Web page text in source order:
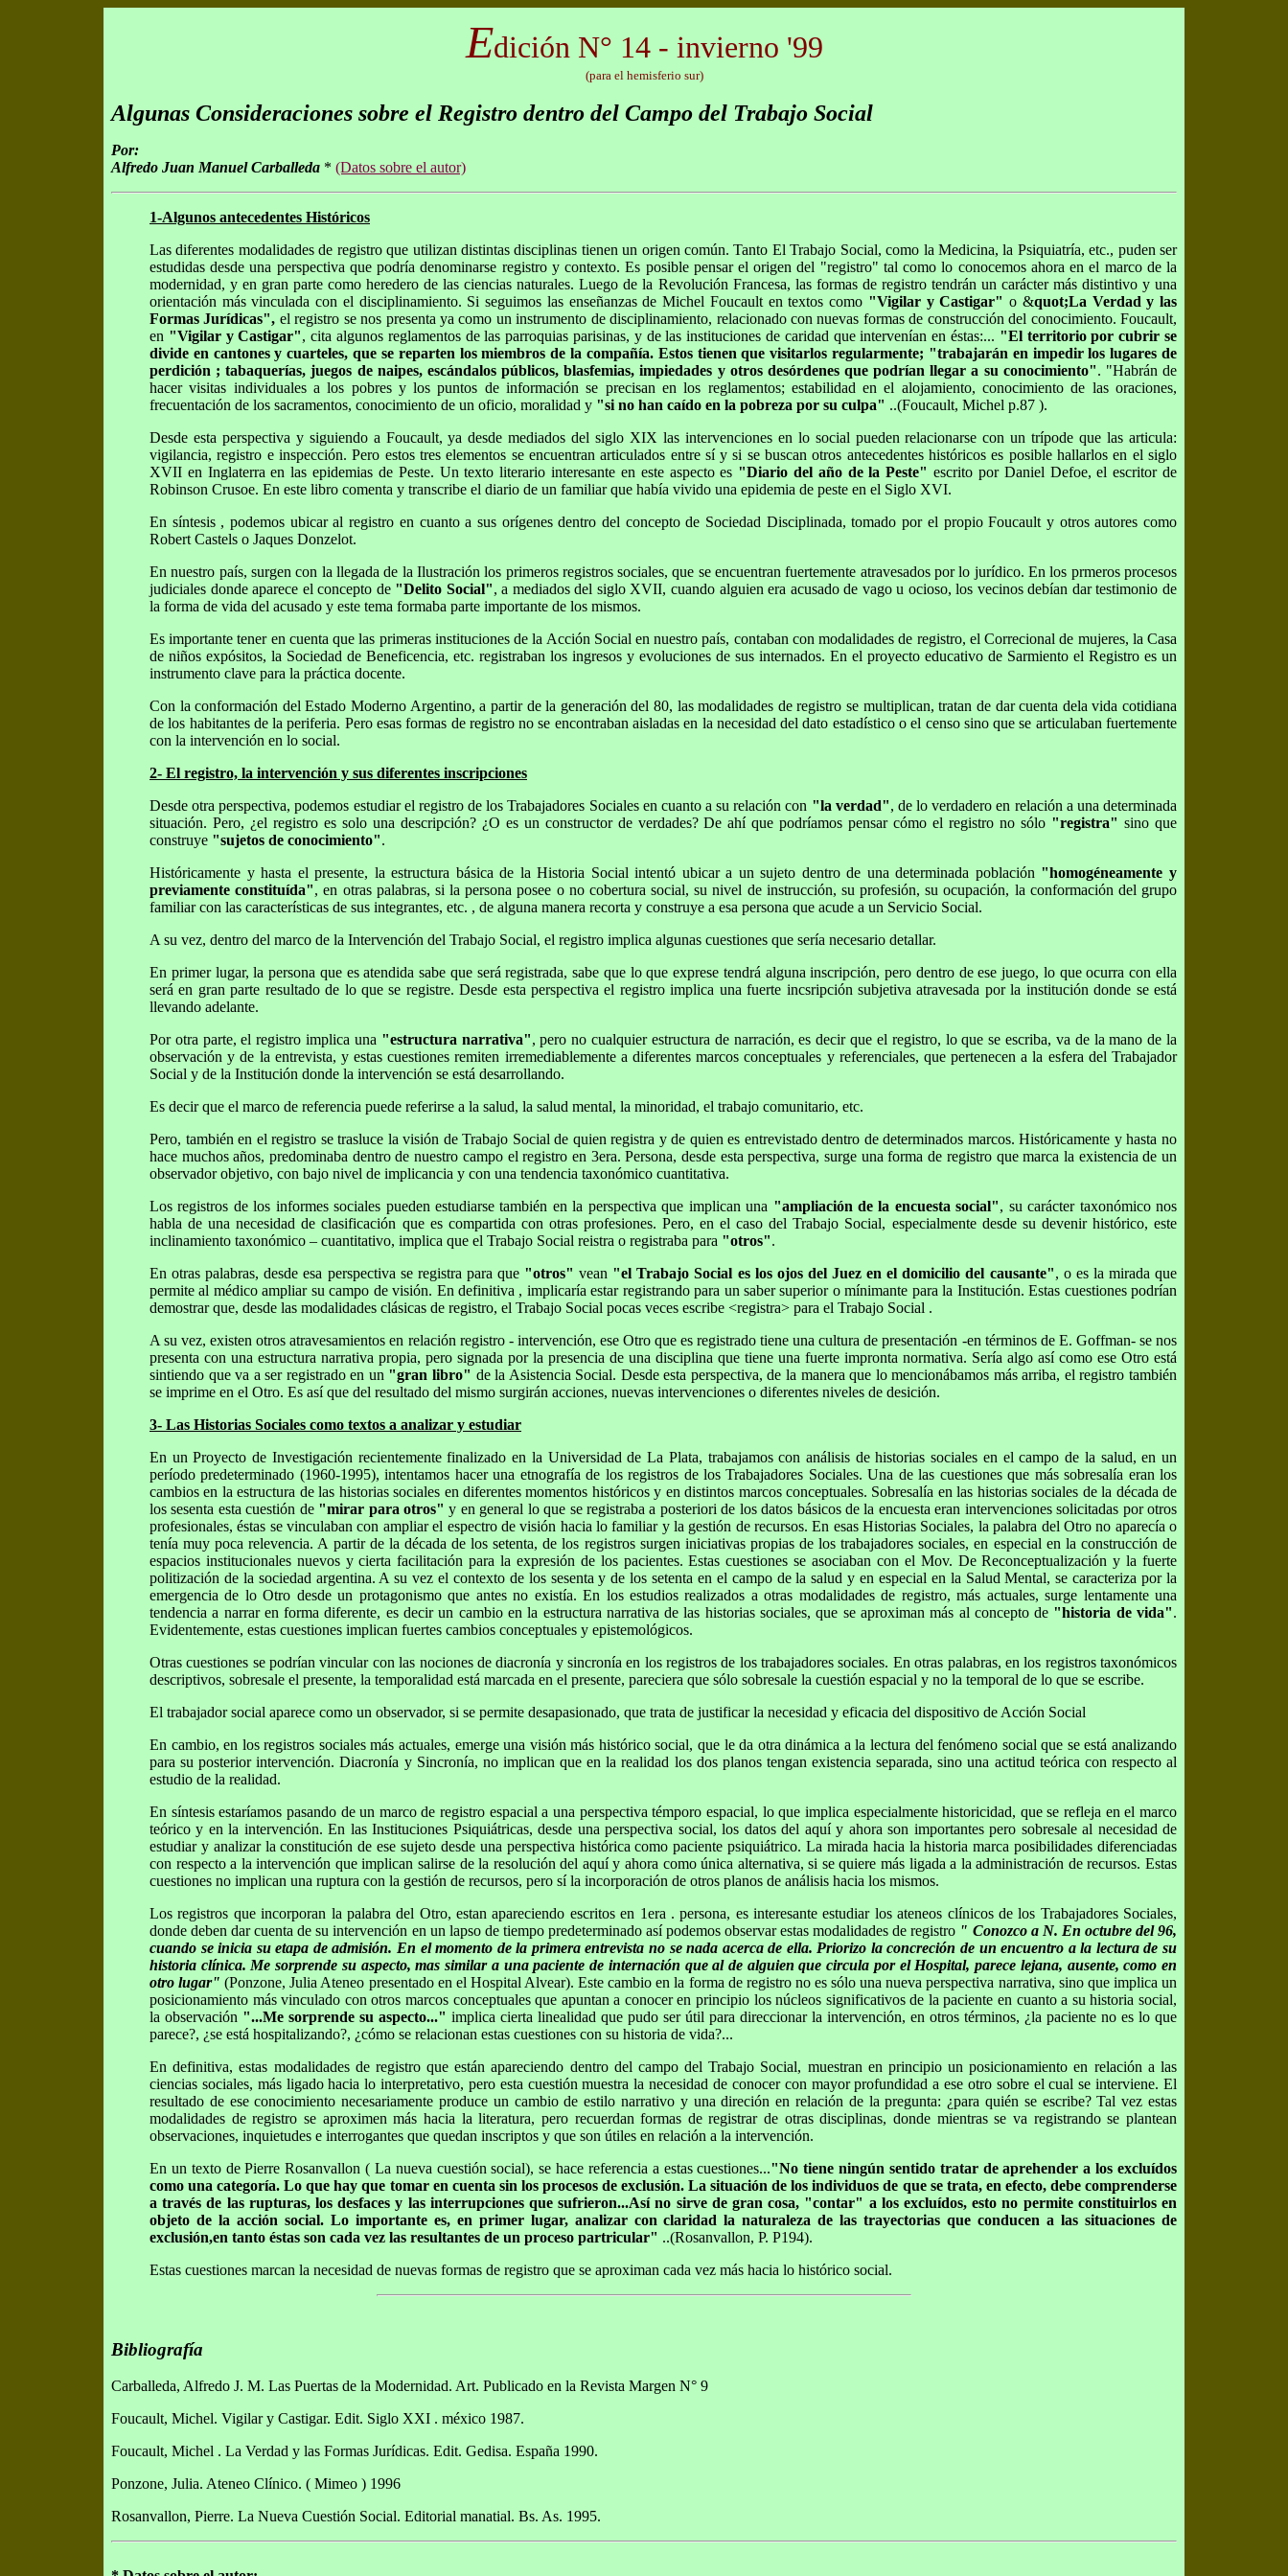
Edición N° 14 - invierno '99
(para el hemisferio sur)
Algunas Consideraciones sobre el Registro dentro del Campo del Trabajo Social
Por:
Alfredo Juan Manuel Carballeda * (Datos sobre el autor)
1-Algunos antecedentes Históricos
Las diferentes modalidades de registro que utilizan distintas disciplinas tienen un origen común. Tanto El Trabajo Social, como la Medicina, la Psiquiatría, etc., puden ser
estudidas desde una perspectiva que podría denominarse registro y contexto. Es posible pensar el origen del "registro" tal como lo conocemos ahora en el marco de la
modernidad, y en gran parte como heredero de las ciencias naturales. Luego de la Revolución Francesa, las formas de registro tendrán un carácter más distintivo y una
orientación más vinculada con el disciplinamiento. Si seguimos las enseñanzas de Michel Foucault en textos como "Vigilar y Castigar" o &quot;La Verdad y las
Formas Jurídicas", el registro se nos presenta ya como un instrumento de disciplinamiento, relacionado con nuevas formas de construcción del conocimiento. Foucault,
en "Vigilar y Castigar", cita algunos reglamentos de las parroquias parisinas, y de las instituciones de caridad que intervenían en éstas:... "El territorio por cubrir se
divide en cantones y cuarteles, que se reparten los miembros de la compañía. Estos tienen que visitarlos regularmente; "trabajarán en impedir los lugares de
perdición ; tabaquerías, juegos de naipes, escándalos públicos, blasfemias, impiedades y otros desórdenes que podrían llegar a su conocimiento". "Habrán de
hacer visitas individuales a los pobres y los puntos de información se precisan en los reglamentos; estabilidad en el alojamiento, conocimiento de las oraciones,
frecuentación de los sacramentos, conocimiento de un oficio, moralidad y "si no han caído en la pobreza por su culpa" ..(Foucault, Michel p.87 ).
Desde esta perspectiva y siguiendo a Foucault, ya desde mediados del siglo XIX las intervenciones en lo social pueden relacionarse con un trípode que las articula:
vigilancia, registro e inspección. Pero estos tres elementos se encuentran articulados entre sí y si se buscan otros antecedentes históricos es posible hallarlos en el siglo
XVII en Inglaterra en las epidemias de Peste. Un texto literario interesante en este aspecto es "Diario del año de la Peste" escrito por Daniel Defoe, el escritor de
Robinson Crusoe. En este libro comenta y transcribe el diario de un familiar que había vivido una epidemia de peste en el Siglo XVI.
En síntesis , podemos ubicar al registro en cuanto a sus orígenes dentro del concepto de Sociedad Disciplinada, tomado por el propio Foucault y otros autores como
Robert Castels o Jaques Donzelot.
En nuestro país, surgen con la llegada de la Ilustración los primeros registros sociales, que se encuentran fuertemente atravesados por lo jurídico. En los prmeros procesos
judiciales donde aparece el concepto de "Delito Social", a mediados del siglo XVII, cuando alguien era acusado de vago u ocioso, los vecinos debían dar testimonio de
la forma de vida del acusado y este tema formaba parte importante de los mismos.
Es importante tener en cuenta que las primeras instituciones de la Acción Social en nuestro país, contaban con modalidades de registro, el Correcional de mujeres, la Casa
de niños expósitos, la Sociedad de Beneficencia, etc. registraban los ingresos y evoluciones de sus internados. En el proyecto educativo de Sarmiento el Registro es un
instrumento clave para la práctica docente.
Con la conformación del Estado Moderno Argentino, a partir de la generación del 80, las modalidades de registro se multiplican, tratan de dar cuenta dela vida cotidiana
de los habitantes de la periferia. Pero esas formas de registro no se encontraban aisladas en la necesidad del dato estadístico o el censo sino que se articulaban fuertemente
con la intervención en lo social.
2- El registro, la intervención y sus diferentes inscripciones
Desde otra perspectiva, podemos estudiar el registro de los Trabajadores Sociales en cuanto a su relación con "la verdad", de lo verdadero en relación a una determinada
situación. Pero, ¿el registro es solo una descripción? ¿O es un constructor de verdades? De ahí que podríamos pensar cómo el registro no sólo "registra" sino que
construye "sujetos de conocimiento".
Históricamente y hasta el presente, la estructura básica de la Historia Social intentó ubicar a un sujeto dentro de una determinada población "homogéneamente y
previamente constituída", en otras palabras, si la persona posee o no cobertura social, su nivel de instrucción, su profesión, su ocupación, la conformación del grupo
familiar con las características de sus integrantes, etc. , de alguna manera recorta y construye a esa persona que acude a un Servicio Social.
A su vez, dentro del marco de la Intervención del Trabajo Social, el registro implica algunas cuestiones que sería necesario detallar.
En primer lugar, la persona que es atendida sabe que será registrada, sabe que lo que exprese tendrá alguna inscripción, pero dentro de ese juego, lo que ocurra con ella
será en gran parte resultado de lo que se registre. Desde esta perspectiva el registro implica una fuerte incsripción subjetiva atravesada por la institución donde se está
llevando adelante.
Por otra parte, el registro implica una "estructura narrativa", pero no cualquier estructura de narración, es decir que el registro, lo que se escriba, va de la mano de la
observación y de la entrevista, y estas cuestiones remiten irremediablemente a diferentes marcos conceptuales y referenciales, que pertenecen a la esfera del Trabajador
Social y de la Institución donde la intervención se está desarrollando.
Es decir que el marco de referencia puede referirse a la salud, la salud mental, la minoridad, el trabajo comunitario, etc.
Pero, también en el registro se trasluce la visión de Trabajo Social de quien registra y de quien es entrevistado dentro de determinados marcos. Históricamente y hasta no
hace muchos años, predominaba dentro de nuestro campo el registro en 3era. Persona, desde esta perspectiva, surge una forma de registro que marca la existencia de un
observador objetivo, con bajo nivel de implicancia y con una tendencia taxonómico cuantitativa.
Los registros de los informes sociales pueden estudiarse también en la perspectiva que implican una "ampliación de la encuesta social", su carácter taxonómico nos
habla de una necesidad de clasificación que es compartida con otras profesiones. Pero, en el caso del Trabajo Social, especialmente desde su devenir histórico, este
inclinamiento taxonómico – cuantitativo, implica que el Trabajo Social reistra o registraba para "otros".
En otras palabras, desde esa perspectiva se registra para que "otros" vean "el Trabajo Social es los ojos del Juez en el domicilio del causante", o es la mirada que
permite al médico ampliar su campo de visión. En definitiva , implicaría estar registrando para un saber superior o mínimante para la Institución. Estas cuestiones podrían
demostrar que, desde las modalidades clásicas de registro, el Trabajo Social pocas veces escribe <registra> para el Trabajo Social .
A su vez, existen otros atravesamientos en relación registro - intervención, ese Otro que es registrado tiene una cultura de presentación -en términos de E. Goffman- se nos
presenta con una estructura narrativa propia, pero signada por la presencia de una disciplina que tiene una fuerte impronta normativa. Sería algo así como ese Otro está
sintiendo que va a ser registrado en un "gran libro" de la Asistencia Social. Desde esta perspectiva, de la manera que lo mencionábamos más arriba, el registro también
se imprime en el Otro. Es así que del resultado del mismo surgirán acciones, nuevas intervenciones o diferentes niveles de desición.
3- Las Historias Sociales como textos a analizar y estudiar
En un Proyecto de Investigación recientemente finalizado en la Universidad de La Plata, trabajamos con análisis de historias sociales en el campo de la salud, en un
período predeterminado (1960-1995), intentamos hacer una etnografía de los registros de los Trabajadores Sociales. Una de las cuestiones que más sobresalía eran los
cambios en la estructura de las historias sociales en diferentes momentos históricos y en distintos marcos conceptuales. Sobresalía en las historias sociales de la década de
los sesenta esta cuestión de "mirar para otros" y en general lo que se registraba a posteriori de los datos básicos de la encuesta eran intervenciones solicitadas por otros
profesionales, éstas se vinculaban con ampliar el espectro de visión hacia lo familiar y la gestión de recursos. En esas Historias Sociales, la palabra del Otro no aparecía o
tenía muy poca relevencia. A partir de la década de los setenta, de los registros surgen iniciativas propias de los trabajadores sociales, en especial en la construcción de
espacios institucionales nuevos y cierta facilitación para la expresión de los pacientes. Estas cuestiones se asociaban con el Mov. De Reconceptualización y la fuerte
politización de la sociedad argentina. A su vez el contexto de los sesenta y de los setenta en el campo de la salud y en especial en la Salud Mental, se caracteriza por la
emergencia de lo Otro desde un protagonismo que antes no existía. En los estudios realizados a otras modalidades de registro, más actuales, surge lentamente una
tendencia a narrar en forma diferente, es decir un cambio en la estructura narrativa de las historias sociales, que se aproximan más al concepto de "historia de vida".
Evidentemente, estas cuestiones implican fuertes cambios conceptuales y epistemológicos.
Otras cuestiones se podrían vincular con las nociones de diacronía y sincronía en los registros de los trabajadores sociales. En otras palabras, en los registros taxonómicos
descriptivos, sobresale el presente, la temporalidad está marcada en el presente, pareciera que sólo sobresale la cuestión espacial y no la temporal de lo que se escribe.
El trabajador social aparece como un observador, si se permite desapasionado, que trata de justificar la necesidad y eficacia del dispositivo de Acción Social
En cambio, en los registros sociales más actuales, emerge una visión más histórico social, que le da otra dinámica a la lectura del fenómeno social que se está analizando
para su posterior intervención. Diacronía y Sincronía, no implican que en la realidad los dos planos tengan existencia separada, sino una actitud teórica con respecto al
estudio de la realidad.
En síntesis estaríamos pasando de un marco de registro espacial a una perspectiva témporo espacial, lo que implica especialmente historicidad, que se refleja en el marco
teórico y en la intervención. En las Instituciones Psiquiátricas, desde una perspectiva social, los datos del aquí y ahora son importantes pero sobresale al necesidad de
estudiar y analizar la constitución de ese sujeto desde una perspectiva histórica como paciente psiquiátrico. La mirada hacia la historia marca posibilidades diferenciadas
con respecto a la intervención que implican salirse de la resolución del aquí y ahora como única alternativa, si se quiere más ligada a la administración de recursos. Estas
cuestiones no implican una ruptura con la gestión de recursos, pero sí la incorporación de otros planos de análisis hacia los mismos.
Los registros que incorporan la palabra del Otro, estan apareciendo escritos en 1era . persona, es interesante estudiar los ateneos clínicos de los Trabajadores Sociales,
donde deben dar cuenta de su intervención en un lapso de tiempo predeterminado así podemos observar estas modalidades de registro " Conozco a N. En octubre del 96,
cuando se inicia su etapa de admisión. En el momento de la primera entrevista no se nada acerca de ella. Priorizo la concreción de un encuentro a la lectura de su
historia clínica. Me sorprende su aspecto, mas similar a una paciente de internación que al de alguien que circula por el Hospital, parece lejana, ausente, como en
otro lugar" (Ponzone, Julia Ateneo presentado en el Hospital Alvear). Este cambio en la forma de registro no es sólo una nueva perspectiva narrativa, sino que implica un
posicionamiento más vinculado con otros marcos conceptuales que apuntan a conocer en principio los núcleos significativos de la paciente en cuanto a su historia social,
la observación "...Me sorprende su aspecto..." implica cierta linealidad que pudo ser útil para direccionar la intervención, en otros términos, ¿la paciente no es lo que
parece?, ¿se está hospitalizando?, ¿cómo se relacionan estas cuestiones con su historia de vida?...
En definitiva, estas modalidades de registro que están apareciendo dentro del campo del Trabajo Social, muestran en principio un posicionamiento en relación a las
ciencias sociales, más ligado hacia lo interpretativo, pero esta cuestión muestra la necesidad de conocer con mayor profundidad a ese otro sobre el cual se interviene. El
resultado de ese conocimiento necesariamente produce un cambio de estilo narrativo y una direción en relación de la pregunta: ¿para quién se escribe? Tal vez estas
modalidades de registro se aproximen más hacia la literatura, pero recuerdan formas de registrar de otras disciplinas, donde mientras se va registrando se plantean
observaciones, inquietudes e interrogantes que quedan inscriptos y que son útiles en relación a la intervención.
En un texto de Pierre Rosanvallon ( La nueva cuestión social), se hace referencia a estas cuestiones..."No tiene ningún sentido tratar de aprehender a los excluídos
como una categoría. Lo que hay que tomar en cuenta sin los procesos de exclusión. La situación de los individuos de que se trata, en efecto, debe comprenderse
a través de las rupturas, los desfaces y las interrupciones que sufrieron...Así no sirve de gran cosa, "contar" a los excluídos, esto no permite constituirlos en
objeto de la acción social. Lo importante es, en primer lugar, analizar con claridad la naturaleza de las trayectorias que conducen a las situaciones de
exclusión,en tanto éstas son cada vez las resultantes de un proceso partricular" ..(Rosanvallon, P. P194).
Estas cuestiones marcan la necesidad de nuevas formas de registro que se aproximan cada vez más hacia lo histórico social.
Bibliografía
Carballeda, Alfredo J. M. Las Puertas de la Modernidad. Art. Publicado en la Revista Margen N° 9
Foucault, Michel. Vigilar y Castigar. Edit. Siglo XXI . méxico 1987.
Foucault, Michel . La Verdad y las Formas Jurídicas. Edit. Gedisa. España 1990.
Ponzone, Julia. Ateneo Clínico. ( Mimeo ) 1996
Rosanvallon, Pierre. La Nueva Cuestión Social. Editorial manatial. Bs. As. 1995.